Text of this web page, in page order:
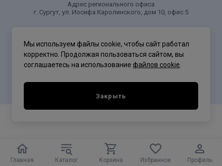
Главная Каталог Корзина Избранное Профиль
Адрес регионального офиса
г. Сургут, ул. Иосифа Каролинского, дом 10, офис 5
Мы используем файлы cookie, чтобы сайт работал
корректно. Продолжая пользоваться сайтом, вы
соглашаетесь на использование файлов cookie
Закрыть